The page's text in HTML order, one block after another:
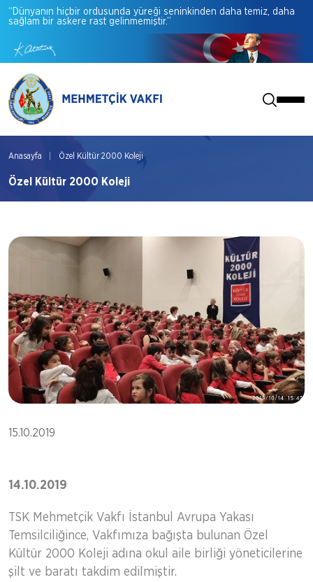
“Dünyanın hiçbir ordusunda yüreği seninkinden daha temiz, daha
sağlam bir askere rast gelinmemiştir.”
Anasayfa Özel Kültür 2000 Koleji
Özel Kültür 2000 Koleji
15.10.2019
14.10.2019
TSK Mehmetçik Vakfı İstanbul Avrupa Yakası
Temsilciliğince, Vakfımıza bağışta bulunan Özel
Kültür 2000 Koleji adına okul aile birliği yöneticilerine
şilt ve baratı takdim edilmiştir.